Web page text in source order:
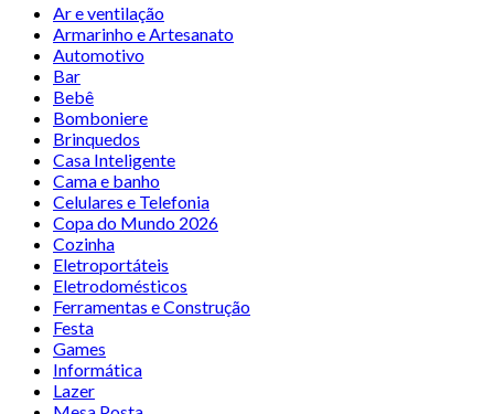
Ar e ventilação
Armarinho e Artesanato
Automotivo
Bar
Bebê
Bomboniere
Brinquedos
Casa Inteligente
Cama e banho
Celulares e Telefonia
Copa do Mundo 2026
Cozinha
Eletroportáteis
Eletrodomésticos
Ferramentas e Construção
Festa
Games
Informática
Lazer